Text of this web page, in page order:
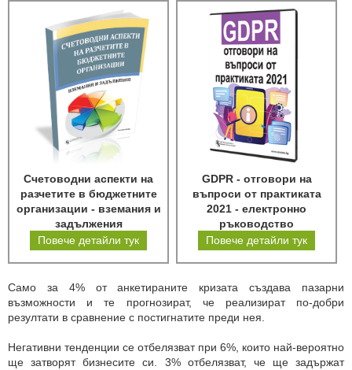
Счетоводни аспекти на
разчетите в бюджетните
организации - вземания и
задължения
Повече детайли тук
GDPR - отговори на
въпроси от практиката
2021 - електронно
ръководство
Повече детайли тук
Само за 4% от анкетираните кризата създава пазарни
възможности и те прогнозират, че реализират по-добри
резултати в сравнение с постигнатите преди нея.
Негативни тенденции се отбелязват при 6%, които най-вероятно
ще затворят бизнесите си. 3% отбелязват, че ще задържат